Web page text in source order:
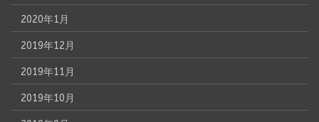
2020年1月
2019年12月
2019年11月
2019年10月